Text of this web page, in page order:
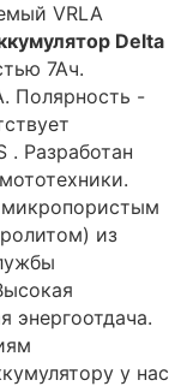
VRLA
Delta
7Ач.
Полярность -
. Разработан
микропористым
из
энергоотдача.
у нас